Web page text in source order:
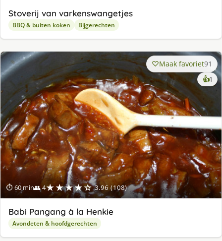
Stoverij van varkenswangetjes
BBQ & buiten koken Bijgerechten
⏱ 60 min👥 4★★★★☆ 3.96 (108)
Maak favoriet91
👍1
Babi Pangang à la Henkie
Avondeten & hoofdgerechten